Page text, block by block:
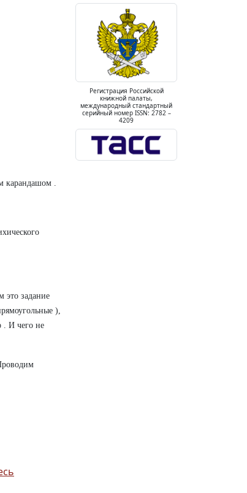
карандашом .
задание
),
. И чего не
Регистрация Российской
книжной палаты,
международный стандартный
серийный номер ISSN: 2782 –
4209